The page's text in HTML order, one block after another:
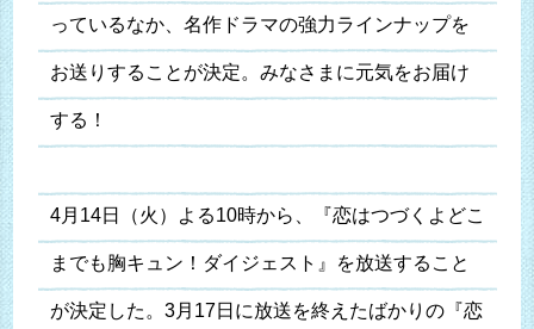
っているなか、名作ドラマの強力ラインナップを
お送りすることが決定。みなさまに元気をお届け
する！
4月14日（火）よる10時から、『恋はつづくよどこ
までも胸キュン！ダイジェスト』を放送すること
が決定した。3月17日に放送を終えたばかりの『恋